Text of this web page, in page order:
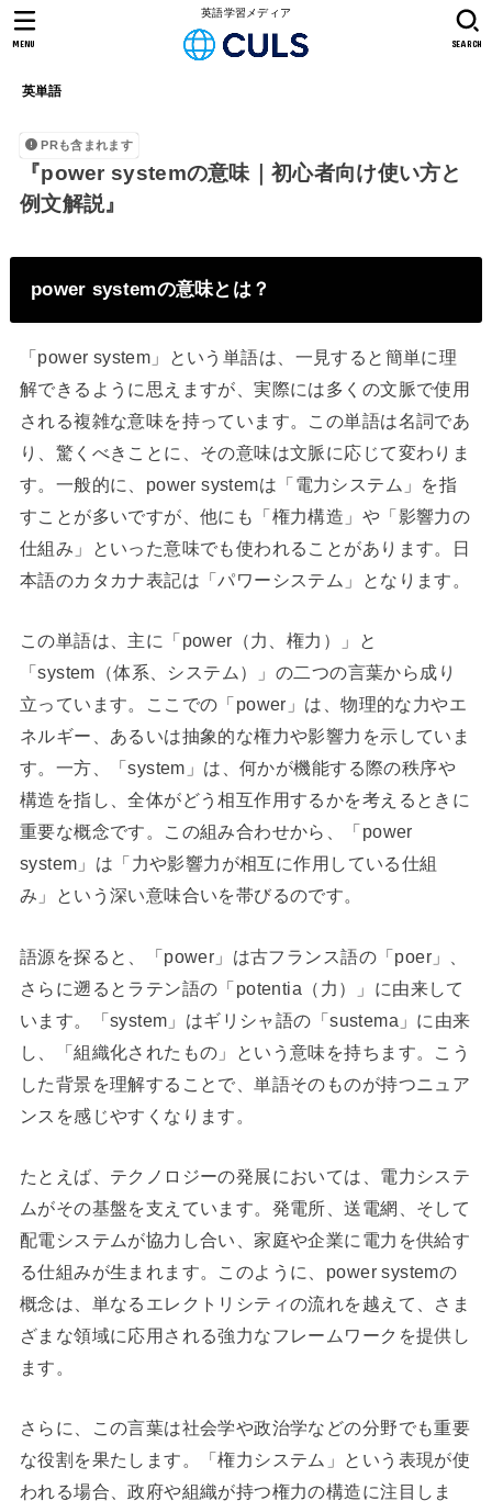
英語学習メディア
英単語
SEARCH
MENU
PRも含まれます
『power systemの意味｜初心者向け使い方と
例文解説』
power systemの意味とは？
「power system」という単語は、一見すると簡単に理
解できるように思えますが、実際には多くの文脈で使用
される複雑な意味を持っています。この単語は名詞であ
り、驚くべきことに、その意味は文脈に応じて変わりま
す。一般的に、power systemは「電力システム」を指
すことが多いですが、他にも「権力構造」や「影響力の
仕組み」といった意味でも使われることがあります。日
本語のカタカナ表記は「パワーシステム」となります。
この単語は、主に「power（力、権力）」と
「system（体系、システム）」の二つの言葉から成り
立っています。ここでの「power」は、物理的な力やエ
ネルギー、あるいは抽象的な権力や影響力を示していま
す。一方、「system」は、何かが機能する際の秩序や
構造を指し、全体がどう相互作用するかを考えるときに
重要な概念です。この組み合わせから、「power
system」は「力や影響力が相互に作用している仕組
み」という深い意味合いを帯びるのです。
語源を探ると、「power」は古フランス語の「poer」、
さらに遡るとラテン語の「potentia（力）」に由来して
います。「system」はギリシャ語の「sustema」に由来
し、「組織化されたもの」という意味を持ちます。こう
した背景を理解することで、単語そのものが持つニュア
ンスを感じやすくなります。
たとえば、テクノロジーの発展においては、電力システ
ムがその基盤を支えています。発電所、送電網、そして
配電システムが協力し合い、家庭や企業に電力を供給す
る仕組みが生まれます。このように、power systemの
概念は、単なるエレクトリシティの流れを越えて、さま
ざまな領域に応用される強力なフレームワークを提供し
ます。
さらに、この言葉は社会学や政治学などの分野でも重要
な役割を果たします。「権力システム」という表現が使
われる場合、政府や組織が持つ権力の構造に注目しま